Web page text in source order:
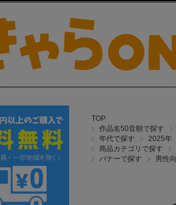
TOP
作品名50音順で探す
年代で探す
2025年
商品カテゴリで探す
バナーで探す
男性向